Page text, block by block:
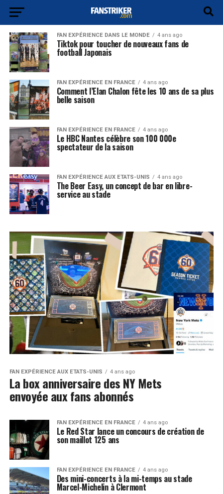
FAN EXPÉRIENCE DANS LE MONDE 4 ans ago
Tiktok pour toucher de nouveaux fans de
football Japonais
FAN EXPÉRIENCE EN FRANCE 4 ans ago
Comment l’Elan Chalon fête les 10 ans de sa plus
belle saison
FAN EXPÉRIENCE EN FRANCE 4 ans ago
Le HBC Nantes célèbre son 100 000e
spectateur de la saison
FAN EXPÉRIENCE AUX ETATS-UNIS 4 ans ago
The Beer Easy, un concept de bar en libre-
service au stade
FAN EXPÉRIENCE AUX ETATS-UNIS 4 ans ago
La box anniversaire des NY Mets
envoyée aux fans abonnés
FAN EXPÉRIENCE EN FRANCE 4 ans ago
Le Red Star lance un concours de création de
son maillot 125 ans
FAN EXPÉRIENCE EN FRANCE 4 ans ago
Des mini-concerts à la mi-temps au stade
Marcel-Michelin à Clermont